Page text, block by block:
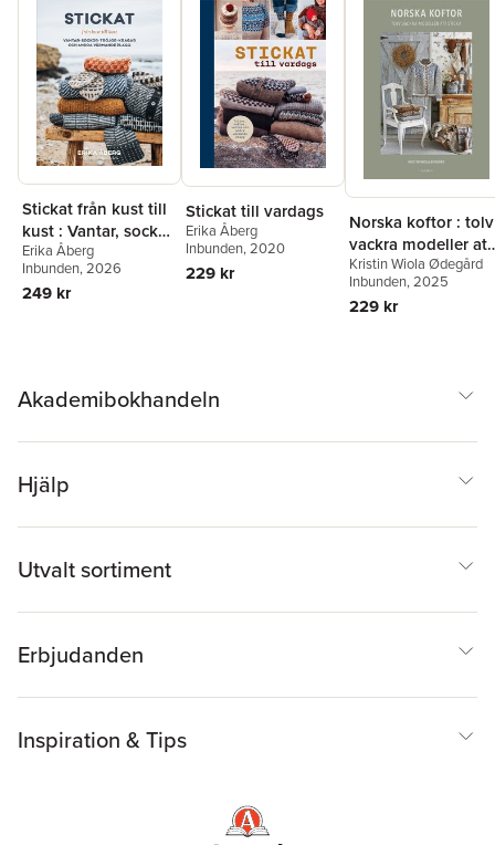
Stickat från kust till
kust : Vantar, sockor,
tröjor, sjalar och
andra värmande
plagg
Erika Åberg
Inbunden, 2026
249 kr
Stickat till vardags
Erika Åberg
Inbunden, 2020
229 kr
Norska koftor : tolv
vackra modeller att
sticka
Kristin Wiola Ødegård
Inbunden, 2025
229 kr
Akademibokhandeln
Hjälp
Utvalt sortiment
Erbjudanden
Inspiration & Tips